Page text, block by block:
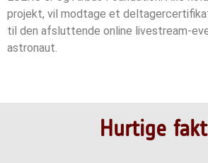
projekt, vil modtage et
til den afsluttende online livestream-
astronaut.
Hurtige